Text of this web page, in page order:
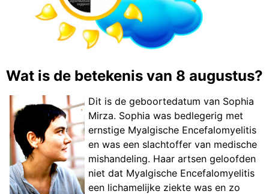
Wat is de betekenis van 8 augustus?
Dit is de geboortedatum van Sophia
Mirza. Sophia was bedlegerig met
ernstige Myalgische Encefalomyelitis
en was een slachtoffer van medische
mishandeling. Haar artsen geloofden
niet dat Myalgische Encefalomyelitis
een lichamelijke ziekte was en zo